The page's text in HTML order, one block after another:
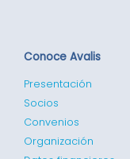
Conoce Avalis
Presentación
Socios
Convenios
Organización